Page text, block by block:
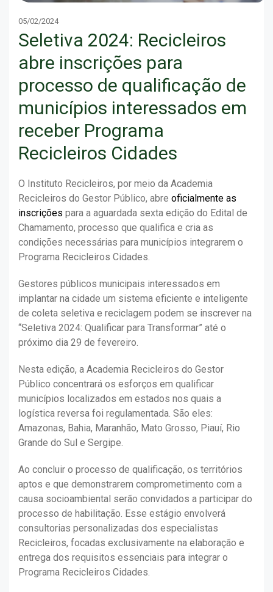
05/02/2024
Seletiva 2024: Recicleiros
abre inscrições para
processo de qualificação de
municípios interessados em
receber Programa
Recicleiros Cidades
O Instituto Recicleiros, por meio da Academia
Recicleiros do Gestor Público, abre oficialmente as
inscrições para a aguardada sexta edição do Edital de
Chamamento, processo que qualifica e cria as
condições necessárias para municípios integrarem o
Programa Recicleiros Cidades.
Gestores públicos municipais interessados em
implantar na cidade um sistema eficiente e inteligente
de coleta seletiva e reciclagem podem se inscrever na
“Seletiva 2024: Qualificar para Transformar” até o
próximo dia 29 de fevereiro.
Nesta edição, a Academia Recicleiros do Gestor
Público concentrará os esforços em qualificar
municípios localizados em estados nos quais a
logística reversa foi regulamentada. São eles:
Amazonas, Bahia, Maranhão, Mato Grosso, Piauí, Rio
Grande do Sul e Sergipe.
Ao concluir o processo de qualificação, os territórios
aptos e que demonstrarem comprometimento com a
causa socioambiental serão convidados a participar do
processo de habilitação. Esse estágio envolverá
consultorias personalizadas dos especialistas
Recicleiros, focadas exclusivamente na elaboração e
entrega dos requisitos essenciais para integrar o
Programa Recicleiros Cidades.